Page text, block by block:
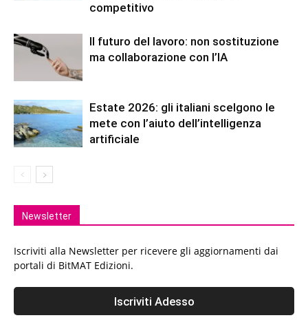
competitivo
Il futuro del lavoro: non sostituzione
ma collaborazione con l’IA
Estate 2026: gli italiani scelgono le
mete con l’aiuto dell’intelligenza
artificiale
Newsletter
Iscriviti alla Newsletter per ricevere gli aggiornamenti dai
portali di BitMAT Edizioni.